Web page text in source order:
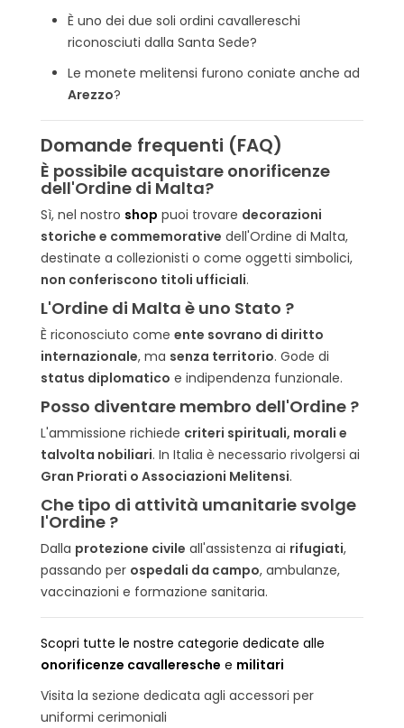
È uno dei due soli ordini cavallereschi
riconosciuti dalla Santa Sede?
Le monete melitensi furono coniate anche ad
Arezzo?
Domande frequenti (FAQ)
È possibile acquistare onorificenze
dell'Ordine di Malta?
Sì, nel nostro shop puoi trovare decorazioni
storiche e commemorative dell'Ordine di Malta,
destinate a collezionisti o come oggetti simbolici,
non conferiscono titoli ufficiali.
L'Ordine di Malta è uno Stato ?
È riconosciuto come ente sovrano di diritto
internazionale, ma senza territorio. Gode di
status diplomatico e indipendenza funzionale.
Posso diventare membro dell'Ordine ?
L'ammissione richiede criteri spirituali, morali e
talvolta nobiliari. In Italia è necessario rivolgersi ai
Gran Priorati o Associazioni Melitensi.
Che tipo di attività umanitarie svolge
l'Ordine ?
Dalla protezione civile all'assistenza ai rifugiati,
passando per ospedali da campo, ambulanze,
vaccinazioni e formazione sanitaria.
Scopri tutte le nostre categorie dedicate alle
onorificenze cavalleresche e militari
Visita la sezione dedicata agli accessori per
uniformi cerimoniali